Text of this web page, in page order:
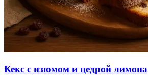
Кекс с изюмом и цедрой лимона